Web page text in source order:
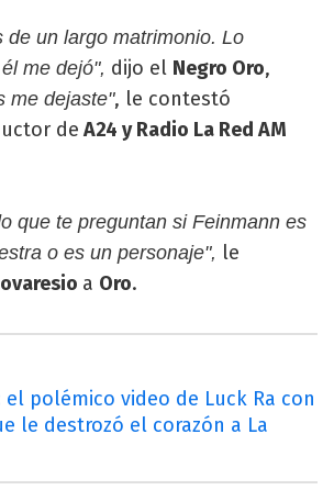
de un largo matrimonio. Lo
me dejó", dijo el Negro Oro,
me dejaste", le contestó
de A24 y Radio La Red AM
que te preguntan si Feinmann es
o es un personaje", le
a Oro.
polémico video de Luck Ra con
le destrozó el corazón a La